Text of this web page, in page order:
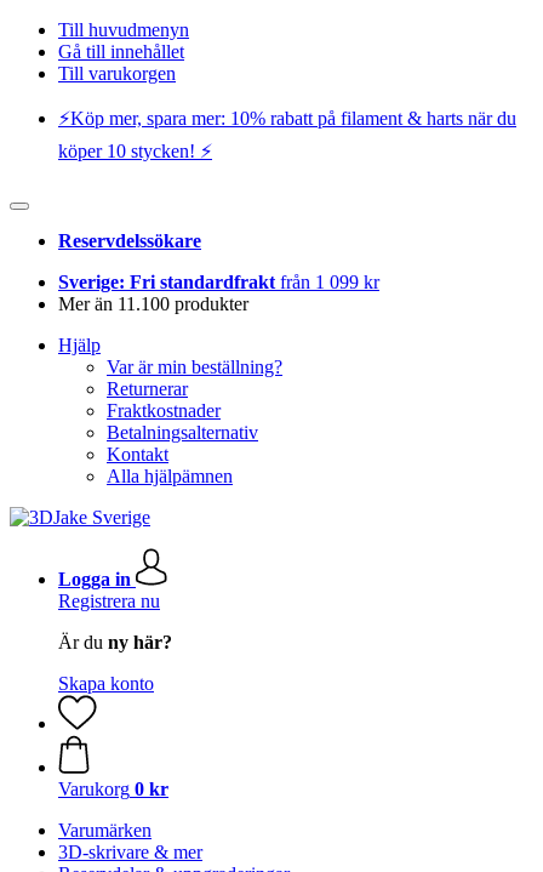
Till huvudmenyn
Gå till innehållet
Till varukorgen
⚡️Köp mer, spara mer: 10% rabatt på filament & harts när du
köper 10 stycken! ⚡️
Reservdelssökare
Sverige: Fri standardfrakt från 1 099 kr
Mer än 11.100 produkter
Hjälp
Var är min beställning?
Returnerar
Fraktkostnader
Betalningsalternativ
Kontakt
Alla hjälpämnen
Logga in
Registrera nu
Är du ny här?
Skapa konto
Varukorg 0 kr
Varumärken
3D-skrivare & mer